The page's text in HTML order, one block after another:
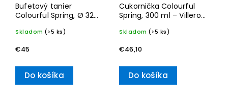
Bufetový tanier
Colourful Spring, Ø 32
Skladom (>5 ks)
€45
Do košíka
Cukornička Colourful
Spring, 300 ml – Villeroy
Skladom (>5 ks)
€46,10
Do košíka